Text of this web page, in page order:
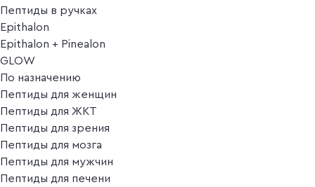
Пептиды в ручках
Epithalon
Epithalon + Pinealon
GLOW
По назначению
Пептиды для женщин
Пептиды для ЖКТ
Пептиды для зрения
Пептиды для мозга
Пептиды для мужчин
Пептиды для печени